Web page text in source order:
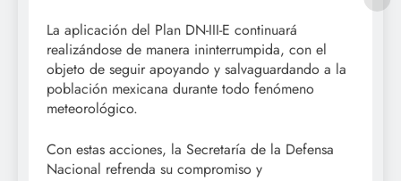
La aplicación del Plan DN-III-E continuará
realizándose de manera ininterrumpida, con el
objeto de seguir apoyando y salvaguardando a la
población mexicana durante todo fenómeno
meteorológico.
Con estas acciones, la Secretaría de la Defensa
Nacional refrenda su compromiso y